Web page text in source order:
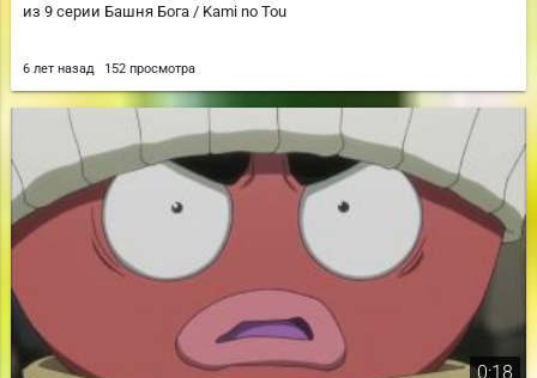
из 9 серии Башня Бога / Kami no Tou
6 лет назад 152 просмотра
0:18